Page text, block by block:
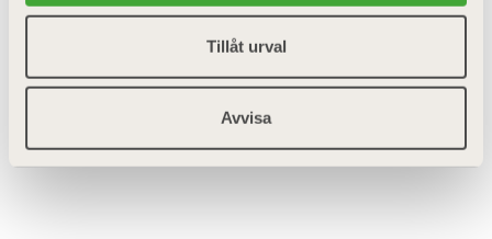
Tillåt urval
Avvisa